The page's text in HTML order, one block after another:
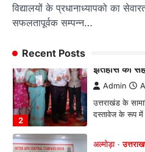
विद्यालयों के प्रधानाध्यापको का
सफलतापूर्वक सम्पन्न…
Recent Posts
2
उत्तराखंड के
3
याग्यिका
में हासिल
Admin
रानीखेत। आर्मी